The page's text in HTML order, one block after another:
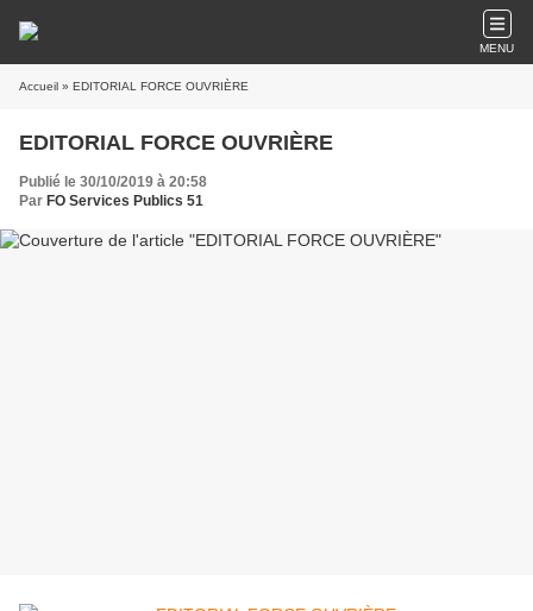
MENU
Accueil » EDITORIAL FORCE OUVRIÈRE
EDITORIAL FORCE OUVRIÈRE
Publié le 30/10/2019 à 20:58
Par FO Services Publics 51